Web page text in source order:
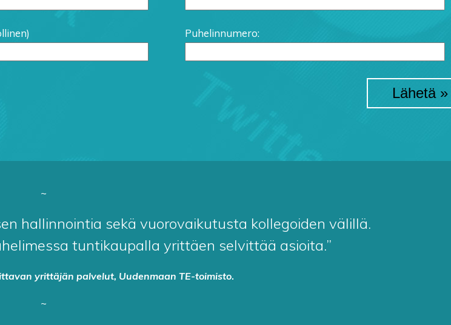
Puhelinnumero:
~
hallinnointia sekä vuorovaikutusta kollegoiden välillä.
tuntikaupalla yrittäen selvittää asioita.”
yrittäjän palvelut, Uudenmaan TE-toimisto.
~